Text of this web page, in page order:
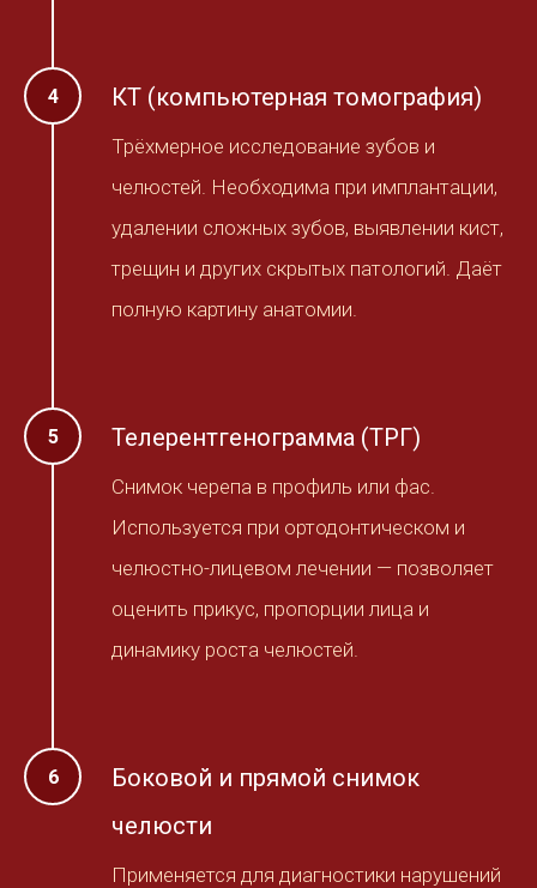
КТ (компьютерная томография)
Трёхмерное исследование зубов и
челюстей. Необходима при имплантации,
удалении сложных зубов, выявлении кист,
трещин и других скрытых патологий. Даёт
полную картину анатомии.
Телерентгенограмма (ТРГ)
Снимок черепа в профиль или фас.
Используется при ортодонтическом и
челюстно-лицевом лечении — позволяет
оценить прикус, пропорции лица и
динамику роста челюстей.
Боковой и прямой снимок
челюсти
Применяется для диагностики нарушений